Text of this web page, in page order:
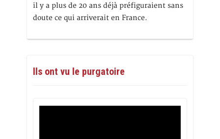
il y a plus de 20 ans déjà préfiguraient sans
doute ce qui arriverait en France.
Ils ont vu le purgatoire